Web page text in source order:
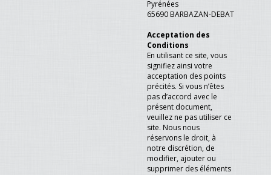
Pyrénées
65690 BARBAZAN-DEBAT
Acceptation des
Conditions
En utilisant ce site, vous
signifiez ainsi votre
acceptation des points
précités. Si vous n’êtes
pas d’accord avec le
présent document,
veuillez ne pas utiliser ce
site. Nous nous
réservons le droit, à
notre discrétion, de
modifier, ajouter ou
supprimer des éléments